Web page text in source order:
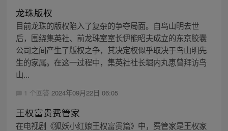
龙珠版权
目前龙珠的版权陷入了复杂的争夺局面。自鸟山明去世
后，围绕集英社、前龙珠室室长伊能昭夫成立的东京胶囊
公司之间产生了版权之争，其决定权似乎取决于鸟山明先
生的家属。在这一过程中，集英社社长堀内丸恵曾拜访鸟
山...
1 个回答 2024年09月22日 06:05
王权富贵费管家
在电视剧《狐妖小红娘王权富贵篇》中，费管家是王权家